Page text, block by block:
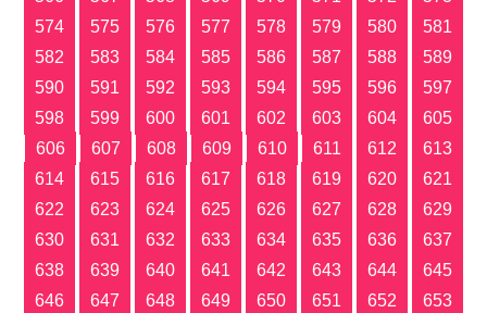
574
575 576 577 578 579 580
581
582
583 584 585 586 587 588
589
590
591 592 593 594 595 596
597
598
599 600 601 602 603 604
605
606
607 608 609 610 611 612
613
614
615 616 617 618 619 620
621
622
623 624 625 626 627 628
629
630
631 632 633 634 635 636
637
638
639 640 641 642 643 644
645
646
647 648 649 650 651 652
653